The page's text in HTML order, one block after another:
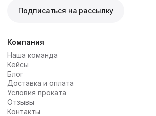
Подписаться на рассылку
Компания
Наша команда
Кейсы
Блог
Доставка и оплата
Условия проката
Отзывы
Контакты